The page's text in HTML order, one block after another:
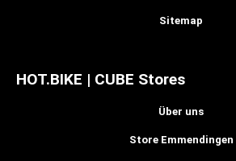
Sitemap
HOT.BIKE | CUBE Stores
Über uns
Store Emmendingen